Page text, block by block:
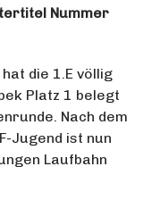
Nummer
die 1.E völlig
Platz 1 belegt
Nach dem
Jugend ist nun
Laufbahn